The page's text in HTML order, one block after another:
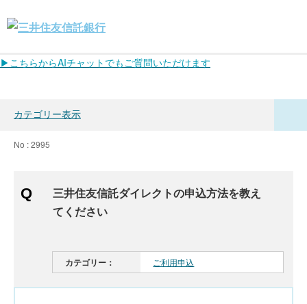
▶こちらからAIチャットでもご質問いただけます
カテゴリー表示
No : 2995
三井住友信託ダイレクトの申込方法を教え
てください
カテゴリー： ご利用申込